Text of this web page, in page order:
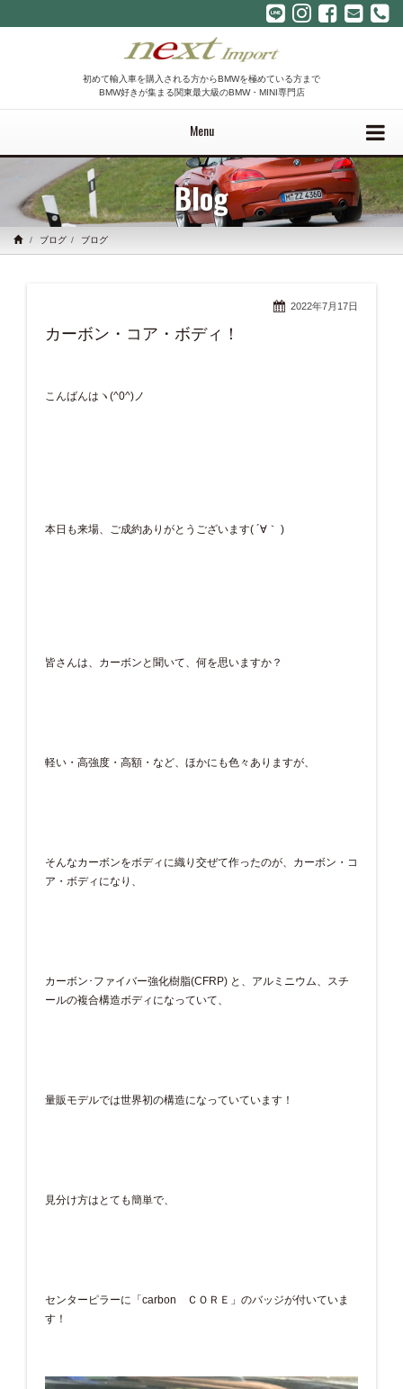
初めて輸入車を購入される方からBMWを極めている方まで
BMW好きが集まる関東最大級のBMW・MINI専門店
Menu
Blog
ブログ ブログ
2022年7月17日
カーボン・コア・ボディ！
こんばんはヽ(^0^)ノ
本日も来場、ご成約ありがとうございます( ´∀｀ )
皆さんは、カーボンと聞いて、何を思いますか？
軽い・高強度・高額・など、ほかにも色々ありますが、
そんなカーボンをボディに織り交ぜて作ったのが、カーボン・コ
ア・ボディになり、
カーボン･ファイバー強化樹脂(CFRP) と、アルミニウム、スチ
ールの複合構造ボディになっていて、
量販モデルでは世界初の構造になっていています！
見分け方はとても簡単で、
センターピラーに「carbon ＣＯＲＥ」のバッジが付いていま
す！